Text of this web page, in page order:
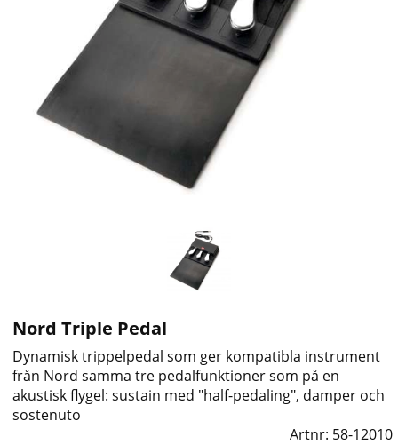
Nord Triple Pedal
Dynamisk trippelpedal som ger kompatibla instrument
från Nord samma tre pedalfunktioner som på en
akustisk flygel: sustain med "half-pedaling", damper och
sostenuto
Artnr: 58-12010